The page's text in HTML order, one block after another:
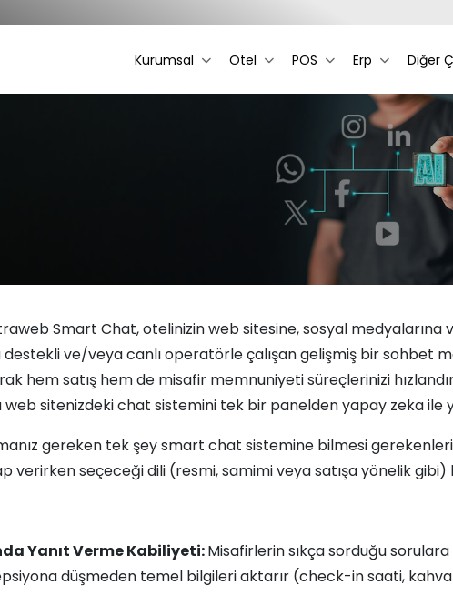
Kurumsal Otel POS Erp Diğer
Smart Chat, otelinizin web sitesine, sosyal
destekli ve/veya canlı operatörle çalışan gelişmiş bir sohbet
hem satış hem de misafir memnuniyeti süreçlerinizi
web sitenizdeki chat sistemini tek bir panelden yapay zeka ile
gereken tek şey smart chat sistemine bilmesi
verirken seçeceği dili (resmi, samimi veya satışa yönelik
Yanıt Verme Kabiliyeti:Misafirlerin sıkça sorduğu
düşmeden temel bilgileri aktarır (check-in saati,